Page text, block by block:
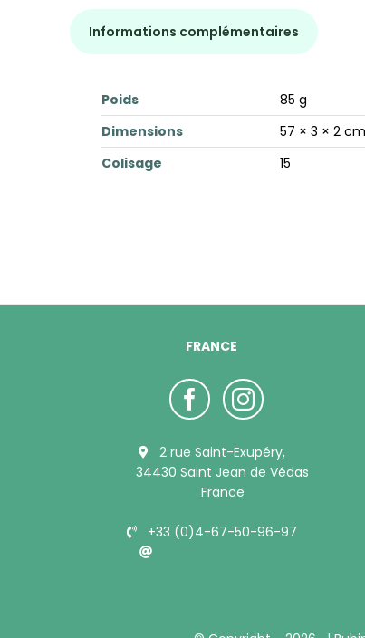
Informations complémentaires
Poids
85 g
Dimensions
57 × 3 × 2 cm
Colisage
15
FRANCE
2 rue Saint-Exupéry,
34430 Saint Jean de Védas
France
+33 (0)4-67-50-96-97